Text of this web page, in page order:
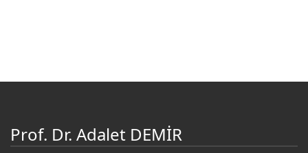
Prof. Dr. Adalet DEMİR